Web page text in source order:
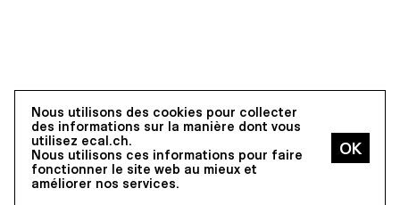
Nous utilisons des cookies pour collecter
des informations sur la manière dont vous
utilisez ecal.ch.
Nous utilisons ces informations pour faire
fonctionner le site web au mieux et
améliorer nos services.